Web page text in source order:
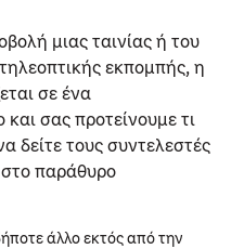
μιας ταινίας ή του
εκπομπής, η
σε ένα
σας προτείνουμε τι
δείτε τους συντελεστές
παράθυρο
άλλο εκτός από την